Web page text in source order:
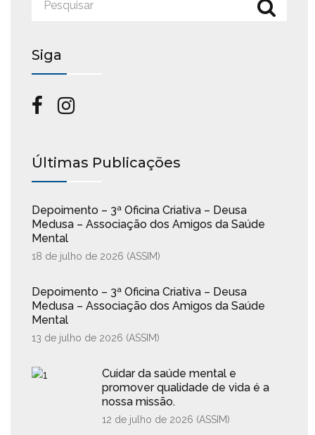
Siga
Últimas Publicações
Depoimento – 3ª Oficina Criativa – Deusa
Medusa – Associação dos Amigos da Saúde
Mental
18 de julho de 2026 (ASSIM)
Depoimento – 3ª Oficina Criativa – Deusa
Medusa – Associação dos Amigos da Saúde
Mental
13 de julho de 2026 (ASSIM)
Cuidar da saúde mental e
promover qualidade de vida é a
nossa missão.
12 de julho de 2026 (ASSIM)